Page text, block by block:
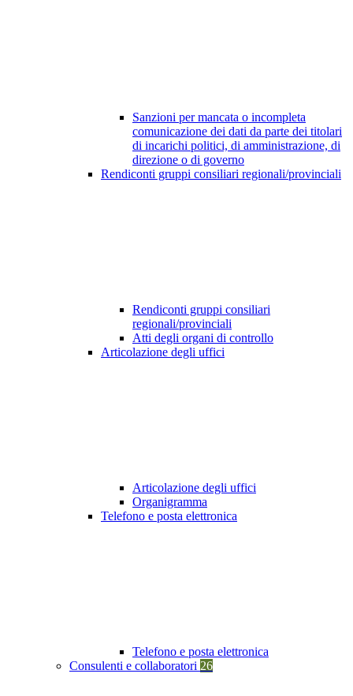
Sanzioni per mancata o incompleta
comunicazione dei dati da parte dei titolari
di incarichi politici, di amministrazione, di
direzione o di governo
Rendiconti gruppi consiliari regionali/provinciali
Rendiconti gruppi consiliari
regionali/provinciali
Atti degli organi di controllo
Articolazione degli uffici
Articolazione degli uffici
Organigramma
Telefono e posta elettronica
Telefono e posta elettronica
Consulenti e collaboratori 26